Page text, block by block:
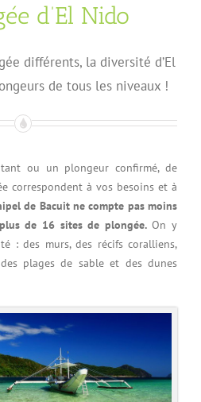
d’El Nido
différents, la diversité d’El
de tous les niveaux !
ou un plongeur confirmé, de
correspondent à vos besoins et à
de Bacuit ne compte pas moins
de 16 sites de plongée.On y
: des murs, des récifs coralliens,
plages de sable et des dunes